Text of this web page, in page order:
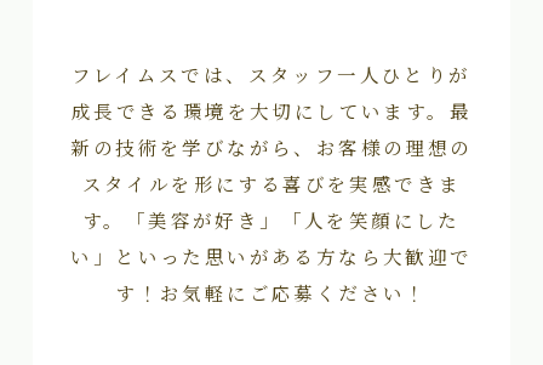
フレイムスでは、スタッフ一人ひとりが
成長できる環境を大切にしています。最
新の技術を学びながら、お客様の理想の
スタイルを形にする喜びを実感できま
す。「美容が好き」「人を笑顔にした
い」といった思いがある方なら大歓迎で
す！お気軽にご応募ください！